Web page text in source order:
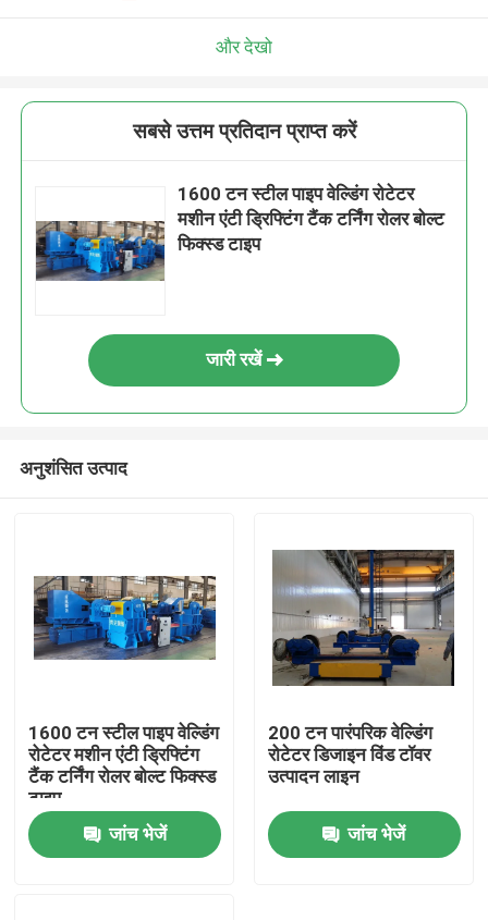
घर
और देखो
सबसे उत्तम प्रतिदान प्राप्त करें
1600 टन स्टील पाइप वेल्डिंग रोटेटर
मशीन एंटी ड्रिफ्टिंग टैंक टर्निंग रोलर बोल्ट
फिक्स्ड टाइप
जारी रखें
अनुशंसित उत्पाद
1600 टन स्टील पाइप वेल्डिंग
रोटेटर मशीन एंटी ड्रिफ्टिंग
टैंक टर्निंग रोलर बोल्ट फिक्स्ड
टाइप
जांच भेजें
200 टन पारंपरिक वेल्डिंग
रोटेटर डिजाइन विंड टॉवर
उत्पादन लाइन
जांच भेजें